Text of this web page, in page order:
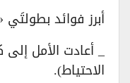
أبرز فوائد بطولتَي
_ أعادت الأمل إلى
الاحتياط).